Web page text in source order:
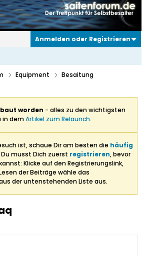
Anmelden oder Registrieren
Equipment
Besaitung
worden - alles zu den wichtigsten
in demArtikel zum Relaunch.
ist, schaue Dir am besten die häufig
Du musst Dich zuerst registrieren, bevor
Klicke auf den Registrierungslink,
der Beiträge wähle das
der untenstehenden Liste aus.